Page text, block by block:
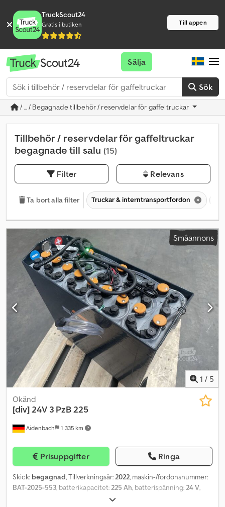
TruckScout24
Gratis i butiken Till appen
Sök
Sälja
/ ... / Begagnade tillbehör / reservdelar för gaffeltruckar
Tillbehör / reservdelar för gaffeltruckar
begagnade till salu (15)
Filter Relevans
Ta bort alla filter Truckar & interntransportfordon
Småannons
1 / 5
Aidenbach 1 335 km
Okänd
[div]24V 3 PzB 225
Prisuppgifter Ringa
Skick: begagnad, Tillverkningsår:2022, maskin-/fordonsnummer:
BAT-2025-553, batterikapacitet:225 Ah, batterispänning:24 V,
motortyp: ej definierad, tillverkare: diverse Dcjdpoyultkefx Afnok